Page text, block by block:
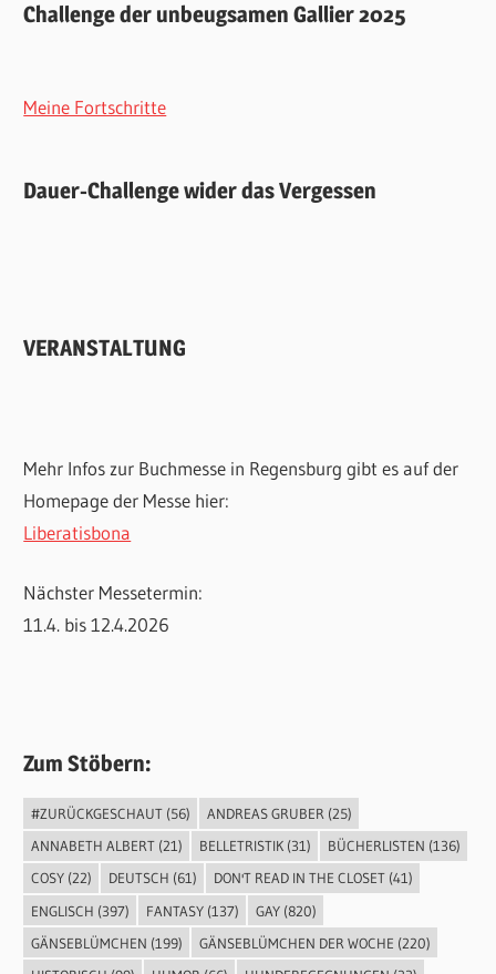
Challenge der unbeugsamen Gallier 2025
Meine Fortschritte
Dauer-Challenge wider das Vergessen
VERANSTALTUNG
Mehr Infos zur Buchmesse in Regensburg gibt es auf der
Homepage der Messe hier:
Liberatisbona
Nächster Messetermin:
11.4. bis 12.4.2026
Zum Stöbern:
#ZURÜCKGESCHAUT(56) ANDREAS GRUBER (25)
ANNABETH ALBERT(21) BELLETRISTIK(31) BÜCHERLISTEN (136)
COSY(22) DEUTSCH (61) DON'T READ IN THE CLOSET(41)
ENGLISCH (397) FANTASY(137) GAY(820)
GÄNSEBLÜMCHEN (199) GÄNSEBLÜMCHEN DER WOCHE (220)